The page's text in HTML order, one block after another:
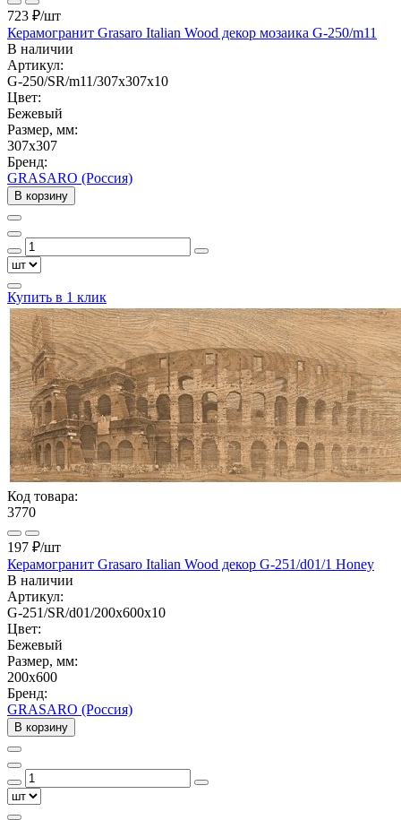
723 ₽/шт
Керамогранит Grasaro Italian Wood декор мозаика G-250/m11
В наличии
Артикул:
G-250/SR/m11/307x307x10
Цвет:
Бежевый
Размер, мм:
307x307
Бренд:
GRASARO (Россия)
В корзину
Купить в 1 клик
Код товара:
3770
197 ₽/шт
Керамогранит Grasaro Italian Wood декор G-251/d01/1 Honey
В наличии
Артикул:
G-251/SR/d01/200x600x10
Цвет:
Бежевый
Размер, мм:
200x600
Бренд:
GRASARO (Россия)
В корзину